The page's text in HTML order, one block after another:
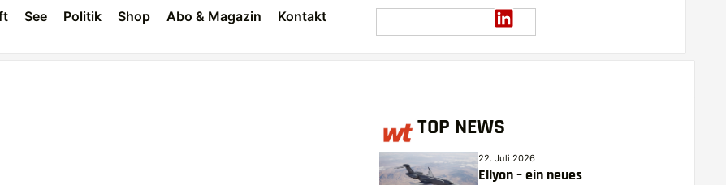
See Politik Shop Abo & Magazin Kontakt
TOP NEWS
22. Juli 2026
Ellyon – ein neues